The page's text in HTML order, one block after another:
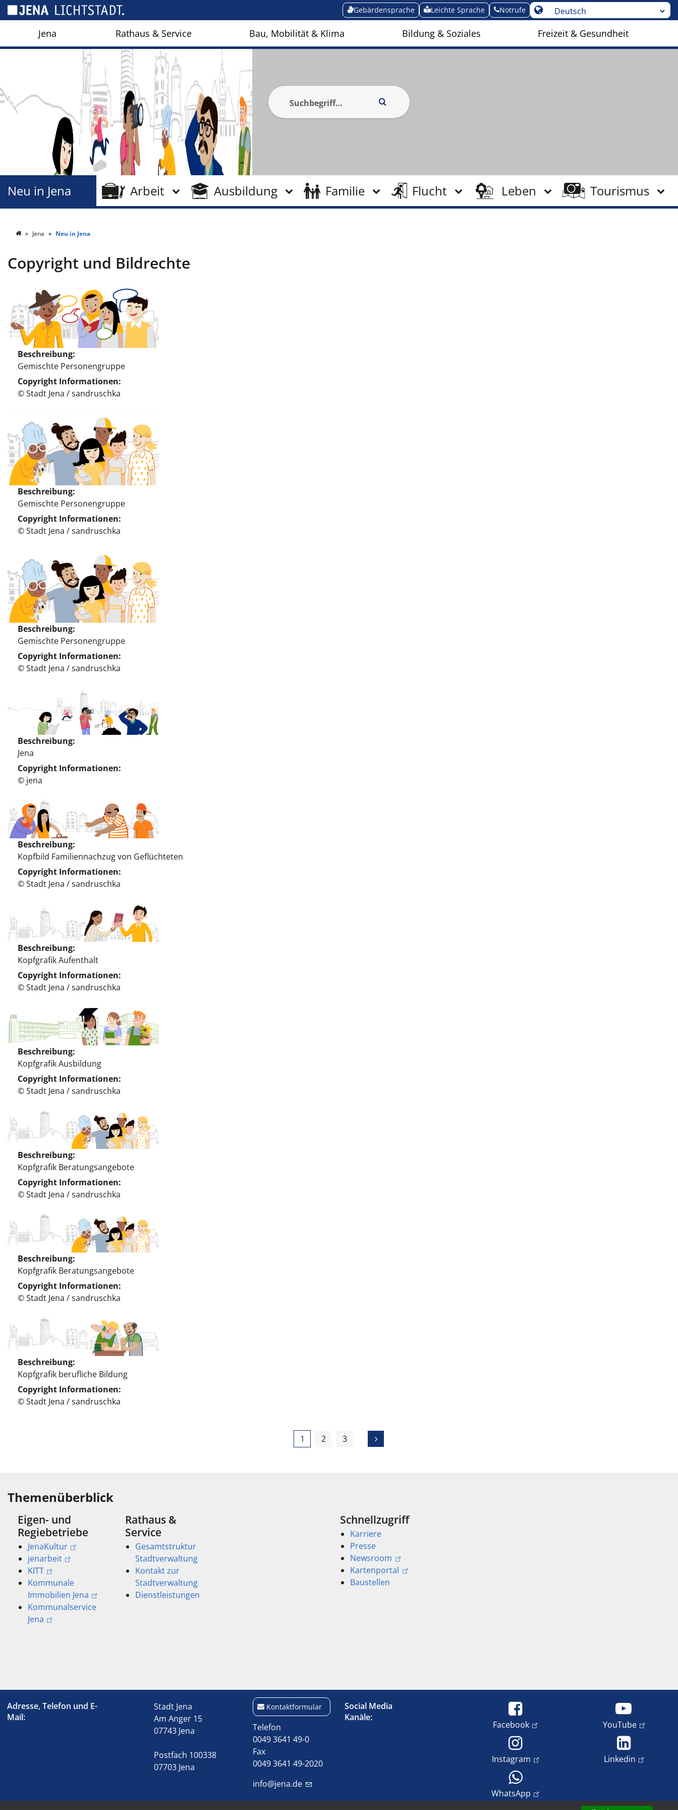
Gebärdensprache Leichte Sprache Notrufe
Jena Rathaus & Service Bau, Mobilität & Klima Bildung & Soziales Freizeit & Gesundheit
Arbeit Ausbildung Familie Flucht Leben Tourismus
Neu in Jena
Jena Neu in Jena
Copyright und Bildrechte
Beschreibung
Gemischte Personengruppe
Copyright Informationen
© Stadt Jena / sandruschka
Beschreibung
Gemischte Personengruppe
Copyright Informationen
© Stadt Jena / sandruschka
Beschreibung
Gemischte Personengruppe
Copyright Informationen
© Stadt Jena / sandruschka
Beschreibung
Jena
Copyright Informationen
© jena
Beschreibung
Kopfbild Familiennachzug von Geflüchteten
Copyright Informationen
© Stadt Jena / sandruschka
Beschreibung
Kopfgrafik Aufenthalt
Copyright Informationen
© Stadt Jena / sandruschka
Beschreibung
Kopfgrafik Ausbildung
Copyright Informationen
© Stadt Jena / sandruschka
Beschreibung
Kopfgrafik Beratungsangebote
Copyright Informationen
© Stadt Jena / sandruschka
Beschreibung
Kopfgrafik Beratungsangebote
Copyright Informationen
© Stadt Jena / sandruschka
Beschreibung
Kopfgrafik berufliche Bildung
Copyright Informationen
© Stadt Jena / sandruschka
1 2 3
Themenüberblick
Eigen- und
Regiebetriebe
JenaKultur
jenarbeit
KITT
Kommunale
Immobilien Jena
Kommunalservice
Jena
Rathaus &
Service
Gesamtstruktur
Stadtverwaltung
Kontakt zur
Stadtverwaltung
Dienstleistungen
Schnellzugriff
Karriere
Presse
Newsroom
Kartenportal
Baustellen
Adresse, Telefon und E-
Mail:
Stadt Jena
Am Anger 15
07743 Jena
Postfach 100338
07703 Jena
Kontaktformular
Telefon
0049 3641 49-0
Fax
0049 3641 49-2020
info@jena.de
Social Media
Kanäle:
Facebook YouTube
Instagram Linkedin
WhatsApp
Cookie-Einstellungen